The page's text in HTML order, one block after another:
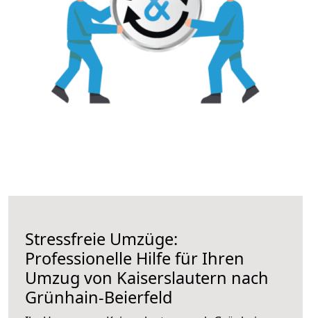
Stressfreie Umzüge:
Professionelle Hilfe für Ihren
Umzug von Kaiserslautern nach
Grünhain-Beierfeld